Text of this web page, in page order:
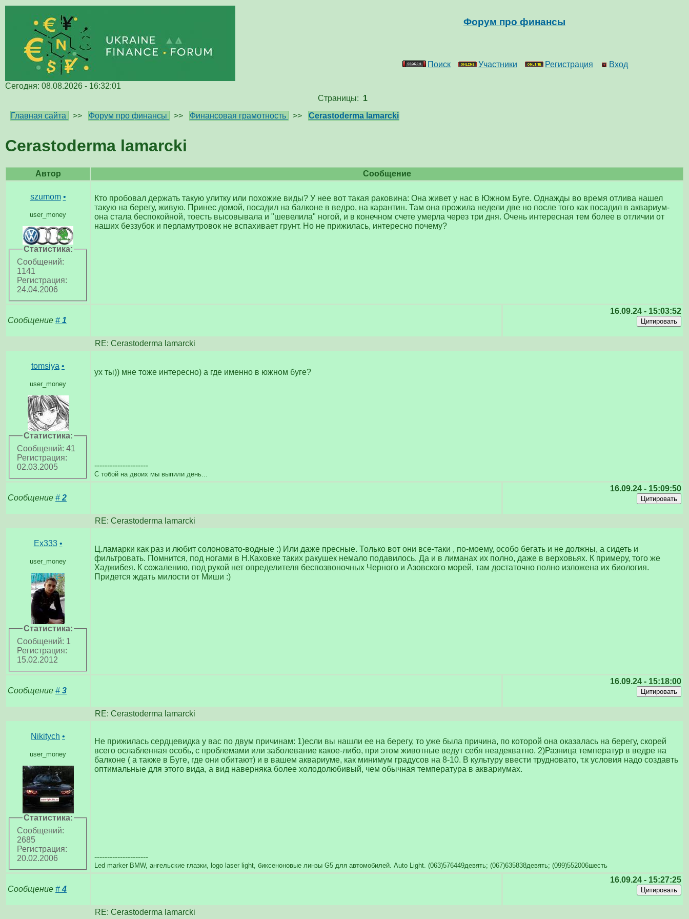
Форум про финансы
Поиск Участники Регистрация Вход
Сегодня: 08.08.2026 - 16:32:01
Страницы: 1
Главная сайта
>> Форум про финансы >> Финансовая грамотность >> Cerastoderma lamarcki
Cerastoderma lamarcki
Автор Сообщение
szumom •
user_money
Статистика:
Сообщений:
1141
Регистрация:
24.04.2006
Кто пробовал держать такую улитку или похожие виды? У нее вот такая раковина: Она живет у нас в Южном Буге. Однажды во время отлива нашел
такую на берегу, живую. Принес домой, посадил на балконе в ведро, на карантин. Там она прожила недели две но после того как посадил в аквариум-
она стала беспокойной, тоесть высовывала и "шевелила" ногой, и в конечном счете умерла через три дня. Очень интересная тем более в отличии от
наших беззубок и перламутровок не вспахивает грунт. Но не прижилась, интересно почему?
Сообщение # 1
16.09.24 - 15:03:52
RE: Cerastoderma lamarcki
tomsiya •
user_money
Статистика:
Сообщений: 41
Регистрация:
02.03.2005
ух ты)) мне тоже интересно) а где именно в южном буге?
---------------------
С тобой на двоих мы выпили день...
Сообщение # 2
16.09.24 - 15:09:50
RE: Cerastoderma lamarcki
Ex333 •
user_money
Статистика:
Сообщений: 1
Регистрация:
15.02.2012
Ц.ламарки как раз и любит солоновато-водные :) Или даже пресные. Только вот они все-таки , по-моему, особо бегать и не должны, а сидеть и
фильтровать. Помнится, под ногами в Н.Каховке таких ракушек немало подавилось. Да и в лиманах их полно, даже в верховьях. К примеру, того же
Хаджибея. К сожалению, под рукой нет определителя беспозвоночных Черного и Азовского морей, там достаточно полно изложена их биология.
Придется ждать милости от Миши :)
Сообщение # 3
16.09.24 - 15:18:00
RE: Cerastoderma lamarcki
Nikitych •
user_money
Статистика:
Сообщений:
2685
Регистрация:
20.02.2006
Не прижилась сердцевидка у вас по двум причинам: 1)если вы нашли ее на берегу, то уже была причина, по которой она оказалась на берегу, скорей
всего ослабленная особь, с проблемами или заболевание какое-либо, при этом животные ведут себя неадекватно. 2)Разница температур в ведре на
балконе ( а также в Буге, где они обитают) и в вашем аквариуме, как минимум градусов на 8-10. В культуру ввести трудновато, т.к условия надо создавть
оптимальные для этого вида, а вид наверняка более холодолюбивый, чем обычная температура в аквариумах.
---------------------
Led marker BMW, ангельские глазки, logo laser light, биксеноновые линзы G5 для автомобилей. Auto Light. (063)576449девять; (067)635838девять; (099)552006шесть
Сообщение #4
16.09.24 - 15:27:25
RE: Cerastoderma lamarcki